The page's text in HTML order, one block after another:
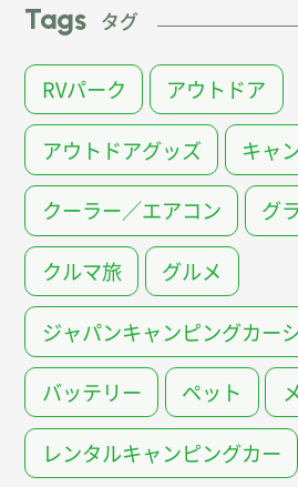
Tags タグ
RVパーク アウトドア
アウトドアグッズ キャ
クーラー／エアコン グ
クルマ旅 グルメ
ジャパンキャンピングカー
バッテリー ペット
レンタルキャンピングカー